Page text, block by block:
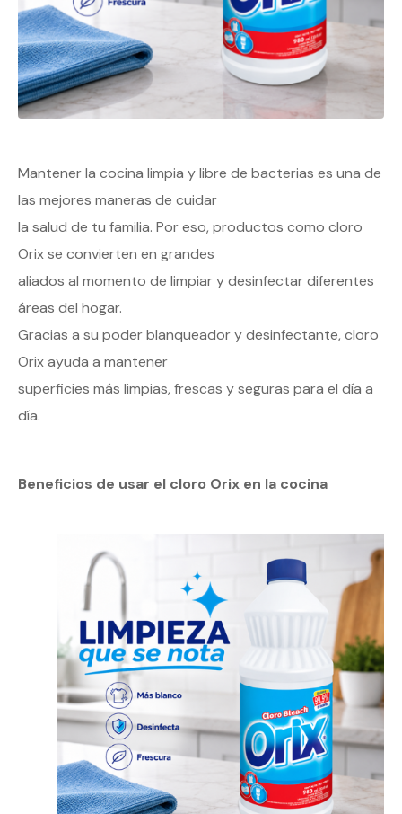
Mantener la cocina limpia y libre de bacterias es una de
las mejores maneras de cuidar
la salud de tu familia. Por eso, productos como cloro
Orix se convierten en grandes
aliados al momento de limpiar y desinfectar diferentes
áreas del hogar.
Gracias a su poder blanqueador y desinfectante, cloro
Orix ayuda a mantener
superficies más limpias, frescas y seguras para el día a
día.
Beneficios de usar el cloro Orix en la cocina